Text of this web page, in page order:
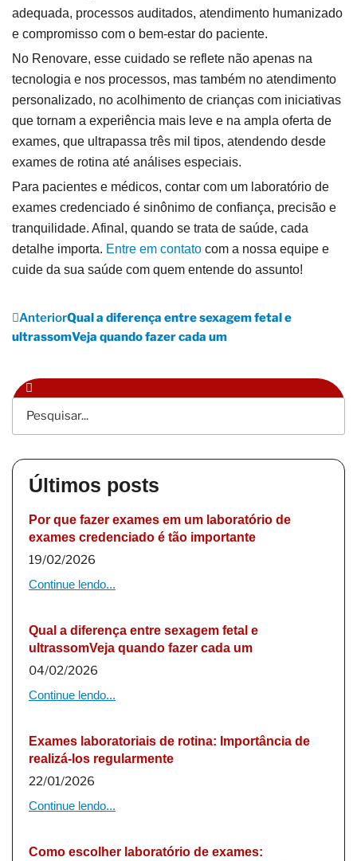
adequada, processos auditados, atendimento humanizado
e compromisso com o bem-estar do paciente.
No Renovare, esse cuidado se reflete não apenas na
tecnologia e nos processos, mas também no atendimento
personalizado, no acolhimento de crianças com iniciativas
que tornam a experiência mais leve e na ampla oferta de
exames, que ultrapassa três mil tipos, atendendo desde
exames de rotina até análises especiais.
Para pacientes e médicos, contar com um laboratório de
exames credenciado é sinônimo de confiança, precisão e
tranquilidade. Afinal, quando se trata de saúde, cada
detalhe importa. Entre em contato com a nossa equipe e
cuide da sua saúde com quem entende do assunto!
AnteriorQual a diferença entre sexagem fetal e
ultrassomVeja quando fazer cada um
Últimos posts
Por que fazer exames em um laboratório de
exames credenciado é tão importante
19/02/2026
Continue lendo...
Qual a diferença entre sexagem fetal e
ultrassomVeja quando fazer cada um
04/02/2026
Continue lendo...
Exames laboratoriais de rotina: Importância de
realizá-los regularmente
22/01/2026
Continue lendo...
Como escolher laboratório de exames: